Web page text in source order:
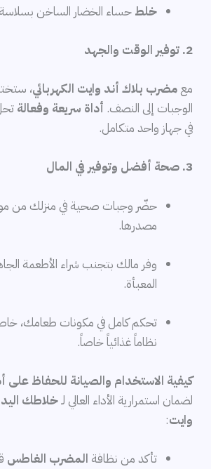
خلط حساء الخضار الساخن
2. توفير الوقت والجهد
معمضرب بلاك أند وايت الكهربائي،
الوجبات إلى النصف. أداة سريعة وفعالة
في جهاز واحد متكامل.
3. صحة أفضل وتوفير في المال
حضّر وجبات صحية في منزلك من
مصدرها.
وفر مالك بتجنب شراء الأطعمة
المعبأة.
تحكم كامل في مكونات طعامك،
نظاماً غذائياً خاصاً.
كيفية الاستخدام والصيانة للحفاظ على
لضمان استمرارية الأداء العالي لـخلاطك
وايت:
تأكد من نظافة المضرب الغاطس